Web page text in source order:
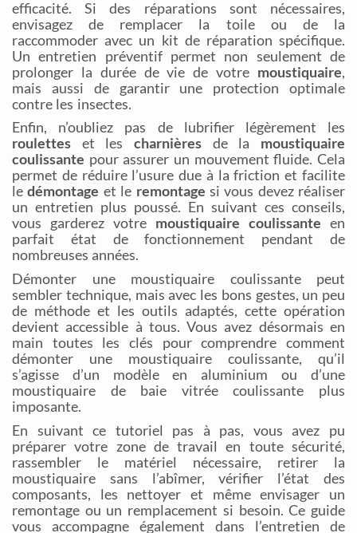
efficacité. Si des réparations sont nécessaires,
envisagez de remplacer la toile ou de la
raccommoder avec un kit de réparation spécifique.
Un entretien préventif permet non seulement de
prolonger la durée de vie de votre moustiquaire,
mais aussi de garantir une protection optimale
contre les insectes.
Enfin, n’oubliez pas de lubrifier légèrement les
roulettes et les charnières de la moustiquaire
coulissante pour assurer un mouvement fluide. Cela
permet de réduire l’usure due à la friction et facilite
ledémontage et le remontage si vous devez réaliser
un entretien plus poussé. En suivant ces conseils,
vous garderez votre moustiquaire coulissante en
parfait état de fonctionnement pendant de
nombreuses années.
Démonter une moustiquaire coulissante peut
sembler technique, mais avec les bons gestes, un peu
de méthode et les outils adaptés, cette opération
devient accessible à tous. Vous avez désormais en
main toutes les clés pour comprendre comment
démonter une moustiquaire coulissante, qu’il
s’agisse d’un modèle en aluminium ou d’une
moustiquaire de baie vitrée coulissante plus
imposante.
En suivant ce tutoriel pas à pas, vous avez pu
préparer votre zone de travail en toute sécurité,
rassembler le matériel nécessaire, retirer la
moustiquaire sans l’abîmer, vérifier l’état des
composants, les nettoyer et même envisager un
remontage ou un remplacement si besoin. Ce guide
vous accompagne également dans l’entretien de